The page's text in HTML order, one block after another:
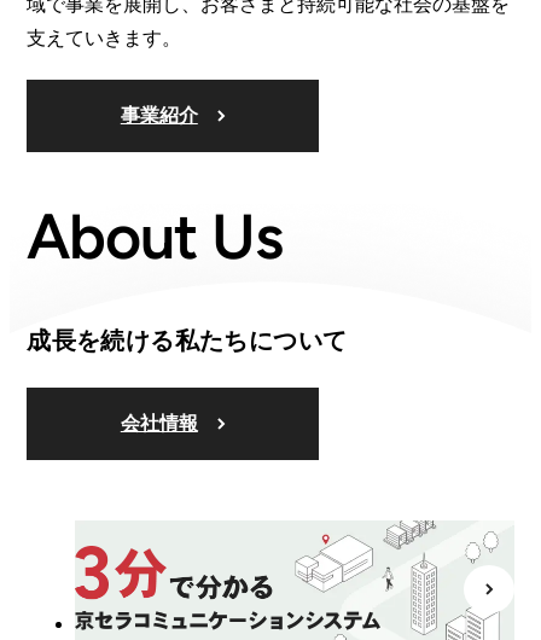
支えていきます。
事業紹介
About Us
成長を続ける私たちについて
会社情報